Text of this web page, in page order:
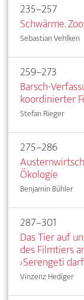
235–257
Schwärme.
Sebastian Vehlken
259–273
Barsch-
koordinierter
Stefan Rieger
275–286
Ökologie
Benjamin Bühler
287–301
Das Tier auf
des Filmtiers
›Serengeti
Vinzenz Hediger